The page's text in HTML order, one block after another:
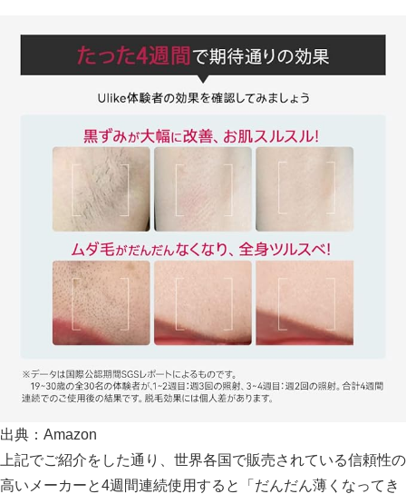
出典：Amazon
上記でご紹介をした通り、世界各国で販売されている信頼性の
高いメーカーと4週間連続使用すると「だんだん薄くなってき